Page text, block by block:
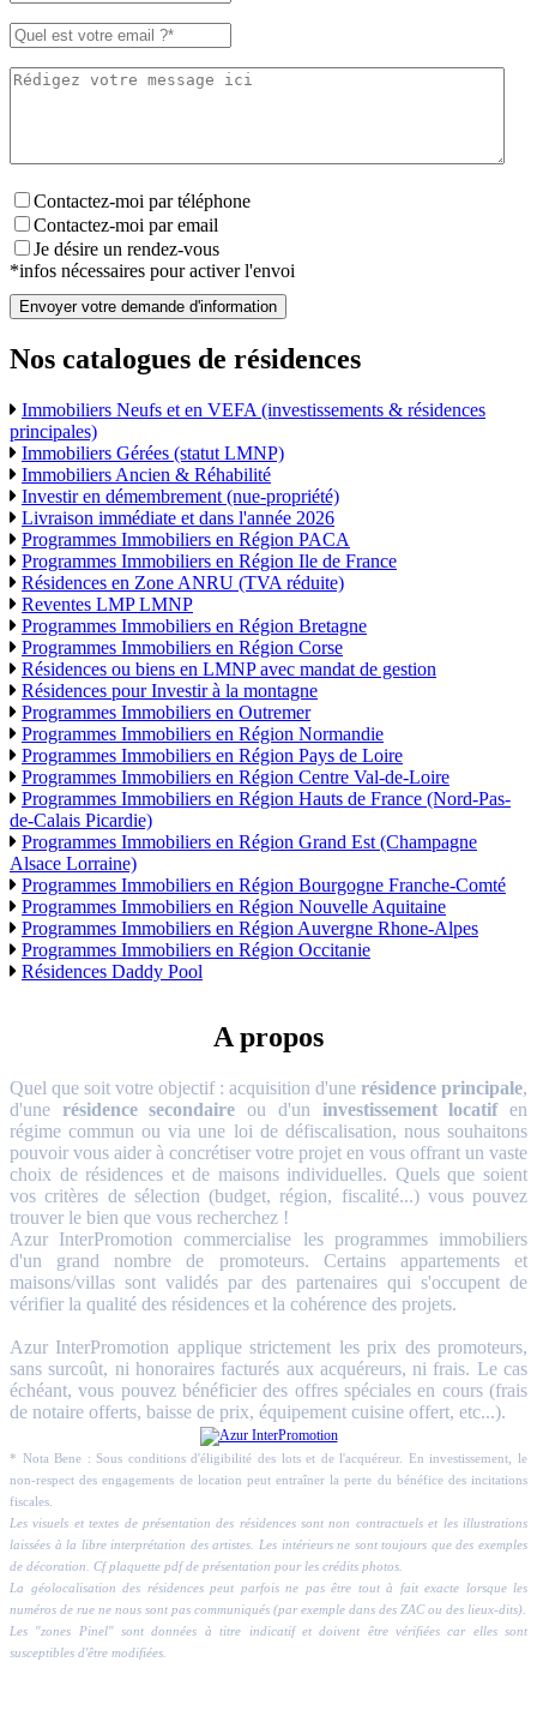
Contactez-moi par téléphone
Contactez-moi par email
Je désire un rendez-vous
*infos nécessaires pour activer l'envoi
Envoyer votre demande d'information
Nos catalogues de résidences
Immobiliers Neufs et en VEFA (investissements & résidences
principales)
Immobiliers Gérées (statut LMNP)
Immobiliers Ancien & Réhabilité
Investir en démembrement (nue-propriété)
Livraison immédiate et dans l'année 2026
Programmes Immobiliers en Région PACA
Programmes Immobiliers en Région Ile de France
Résidences en Zone ANRU (TVA réduite)
Reventes LMP LMNP
Programmes Immobiliers en Région Bretagne
Programmes Immobiliers en Région Corse
Résidences ou biens en LMNP avec mandat de gestion
Résidences pour Investir à la montagne
Programmes Immobiliers en Outremer
Programmes Immobiliers en Région Normandie
Programmes Immobiliers en Région Pays de Loire
Programmes Immobiliers en Région Centre Val-de-Loire
Programmes Immobiliers en Région Hauts de France (Nord-Pas-
de-Calais Picardie)
Programmes Immobiliers en Région Grand Est (Champagne
Alsace Lorraine)
Programmes Immobiliers en Région Bourgogne Franche-Comté
Programmes Immobiliers en Région Nouvelle Aquitaine
Programmes Immobiliers en Région Auvergne Rhone-Alpes
Programmes Immobiliers en Région Occitanie
Résidences Daddy Pool
A propos
Quel que soit votre objectif : acquisition d'une résidence principale,
d'une résidence secondaire ou d'un investissement locatifen
régime commun ou via une loi de défiscalisation, nous souhaitons
pouvoir vous aider à concrétiser votre projet en vous offrant un vaste
choix de résidences et de maisons individuelles. Quels que soient
vos critères de sélection (budget, région, fiscalité...) vous pouvez
trouver le bien que vous recherchez !
Azur InterPromotion commercialise les programmes immobiliers
d'un grand nombre de promoteurs. Certains appartements et
maisons/villas sont validés par des partenaires qui s'occupent de
vérifier la qualité des résidences et la cohérence des projets.
Azur InterPromotion applique strictement les prix des promoteurs,
sans surcoût, ni honoraires facturés aux acquéreurs, ni frais. Le cas
échéant, vous pouvez bénéficier des offres spéciales en cours (frais
de notaire offerts, baisse de prix, équipement cuisine offert, etc...).
* Nota Bene : Sous conditions d'éligibilité des lots et de l'acquéreur. En investissement, le
non-respect des engagements de location peut entraîner la perte du bénéfice des incitations
fiscales.
Les visuels et textes de présentation des résidences sont non contractuels et les illustrations
laissées à la libre interprétation des artistes. Les intérieurs ne sont toujours que des exemples
de décoration. Cf plaquette pdf de présentation pour les crédits photos.
La géolocalisation des résidences peut parfois ne pas être tout à fait exacte lorsque les
numéros de rue ne nous sont pas communiqués (par exemple dans des ZAC ou des lieux-dits).
Les "zones Pinel" sont données à titre indicatif et doivent être vérifiées car elles sont
susceptibles d'être modifiées.